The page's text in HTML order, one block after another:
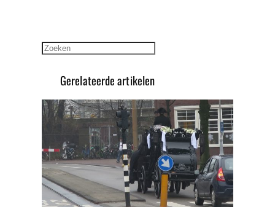
Zoeken
Gerelateerde artikelen